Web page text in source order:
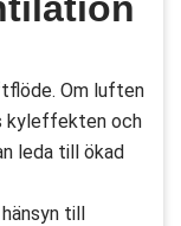
Om luften
kyleffekten och
leda till ökad
till